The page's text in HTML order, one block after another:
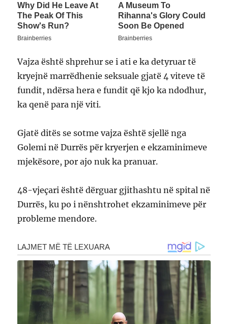
Vajza është shprehur se i ati e ka detyruar të
kryejnë marrëdhenie seksuale gjatë 4 viteve të
fundit, ndërsa hera e fundit që kjo ka ndodhur,
ka qenë para një viti.
Gjatë ditës se sotme vajza është sjellë nga
Golemi në Durrës për kryerjen e ekzaminimeve
mjekësore, por ajo nuk ka pranuar.
48-vjeçari është dërguar gjithashtu në spital në
Durrës, ku po i nënshtrohet ekzaminimeve për
probleme mendore.